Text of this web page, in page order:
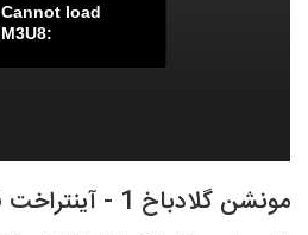
Cannot load
M3U8:
مونشن گلادباخ 1 - آینتراخت فرانکفورت 1